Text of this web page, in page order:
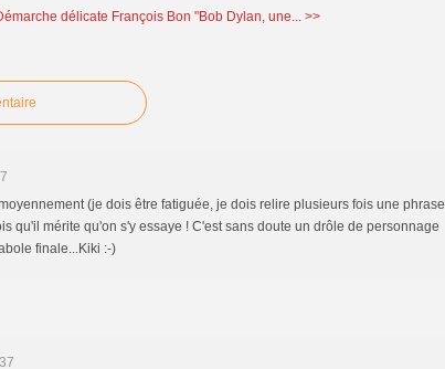
délicate François Bon "Bob Dylan, une... >>
(je dois être fatiguée, je dois relire plusieurs fois une phrase
qu'il mérite qu'on s'y essaye ! C'est sans doute un drôle de personnage
finale...Kiki :-)